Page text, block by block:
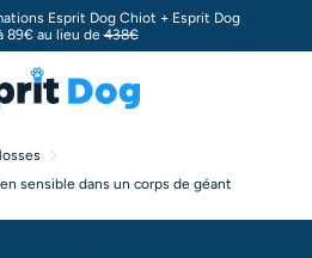
Esprit Dog Chiot + Esprit Dog
89€ au lieu de438€
sensible dans un corps de géant